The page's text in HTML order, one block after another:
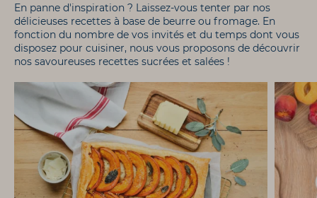
En panne d'inspiration ? Laissez-vous tenter par nos
délicieuses recettes à base de beurre ou fromage. En
fonction du nombre de vos invités et du temps dont vous
disposez pour cuisiner, nous vous proposons de découvrir
nos savoureuses recettes sucrées et salées !